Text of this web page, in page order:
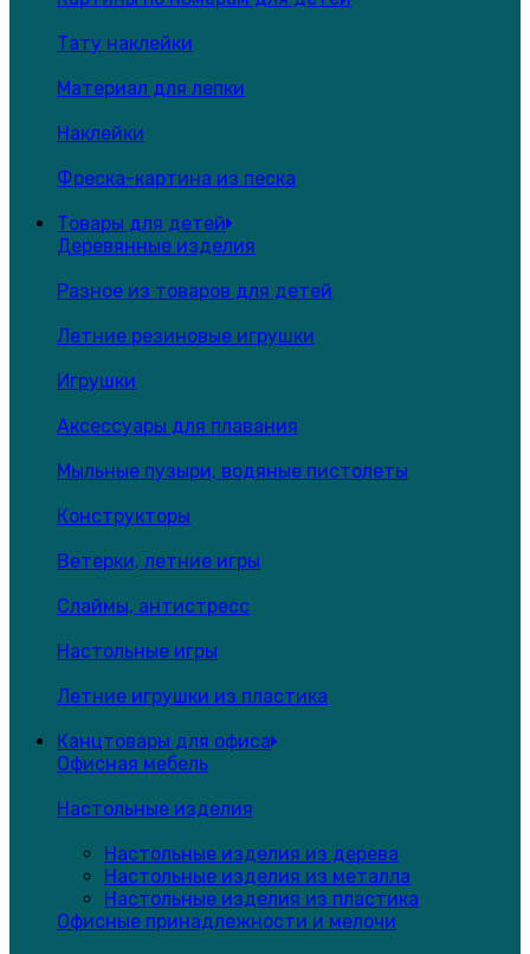
Тату наклейки
Материал для лепки
Наклейки
Фреска-картина из песка
Товары для детей
Деревянные изделия
Разное из товаров для детей
Летние резиновые игрушки
Игрушки
Аксессуары для плавания
Мыльные пузыри, водяные пистолеты
Конструкторы
Ветерки, летние игры
Слаймы, антистресс
Настольные игры
Летние игрушки из пластика
Канцтовары для офиса
Офисная мебель
Настольные изделия
Настольные изделия из дерева
Настольные изделия из металла
Настольные изделия из пластика
Офисные принадлежности и мелочи